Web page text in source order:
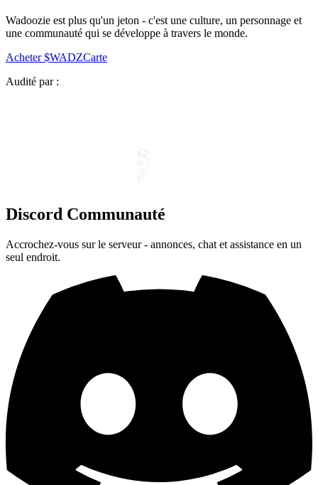
Wadoozie est plus qu'un jeton - c'est une culture, un personnage et
une communauté qui se développe à travers le monde.
Acheter $WADZCarte
Audité par :
Discord Communauté
Accrochez-vous sur le serveur - annonces, chat et assistance en un
seul endroit.